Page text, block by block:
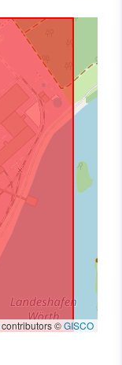
contributors ©GISCO